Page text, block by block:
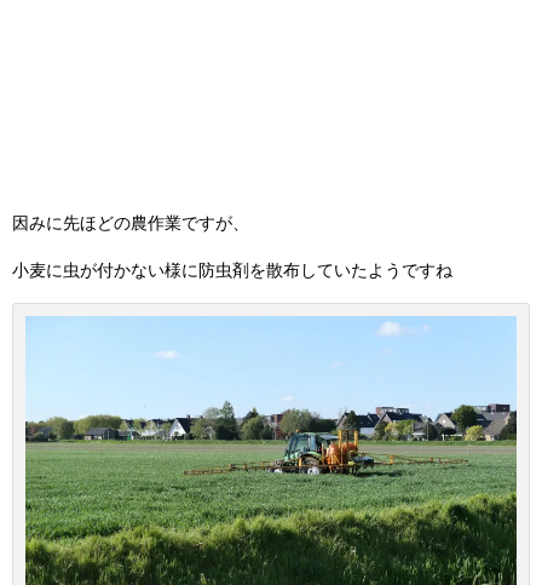
因みに先ほどの農作業ですが、
小麦に虫が付かない様に防虫剤を散布していたようですね